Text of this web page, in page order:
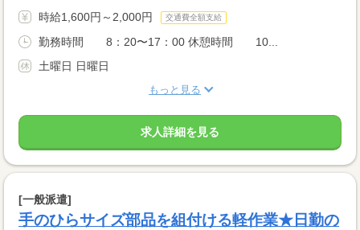
時給1,600円～2,000円 交通費全額支給
勤務時間 8：20〜17：00 休憩時間 10...
土曜日 日曜日
もっと見る
求人詳細を見る
[一般派遣]
手のひらサイズ部品を組付ける軽作業★日勤の